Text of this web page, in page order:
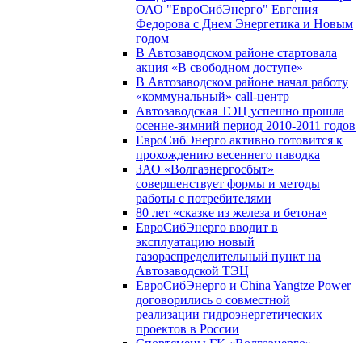
ОАО "ЕвроСибЭнерго" Евгения
Федорова с Днем Энергетика и Новым
годом
В Автозаводском районе стартовала
акция «В свободном доступе»
В Автозаводском районе начал работу
«коммунальный» call-центр
Автозаводская ТЭЦ успешно прошла
осенне-зимний период 2010-2011 годов
ЕвроСибЭнерго активно готовится к
прохождению весеннего паводка
ЗАО «Волгаэнергосбыт»
совершенствует формы и методы
работы с потребителями
80 лет «сказке из железа и бетона»
ЕвроСибЭнерго вводит в
эксплуатацию новый
газораспределительный пункт на
Автозаводской ТЭЦ
ЕвроСибЭнерго и China Yangtze Power
договорились о совместной
реализации гидроэнергетических
проектов в России